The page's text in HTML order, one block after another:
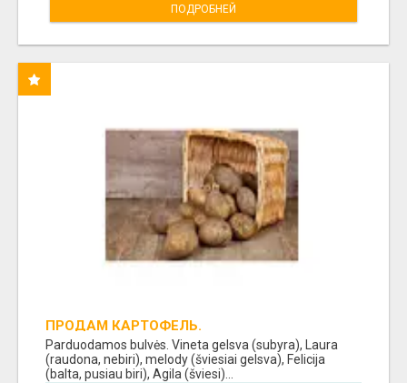
ПОДРОБНЕЙ
ПРОДАМ КАРТОФЕЛЬ.
Parduodamos bulvės. Vineta gelsva (subyra), Laura
(raudona, nebiri), melody (šviesiai gelsva), Felicija
(balta, pusiau biri), Agila (šviesi)...